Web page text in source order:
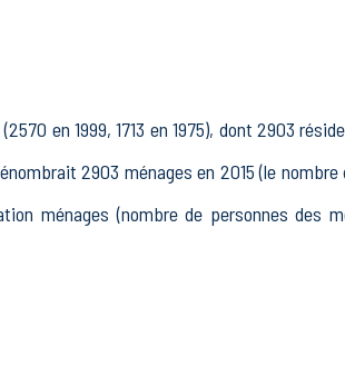
en 1999, 1713 en 1975), dont 2903
2903 ménages en 2015 (le
ménages (nombre de personnes des